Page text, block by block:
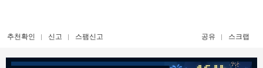
추천확인 신고 스팸신고 공유 스크랩